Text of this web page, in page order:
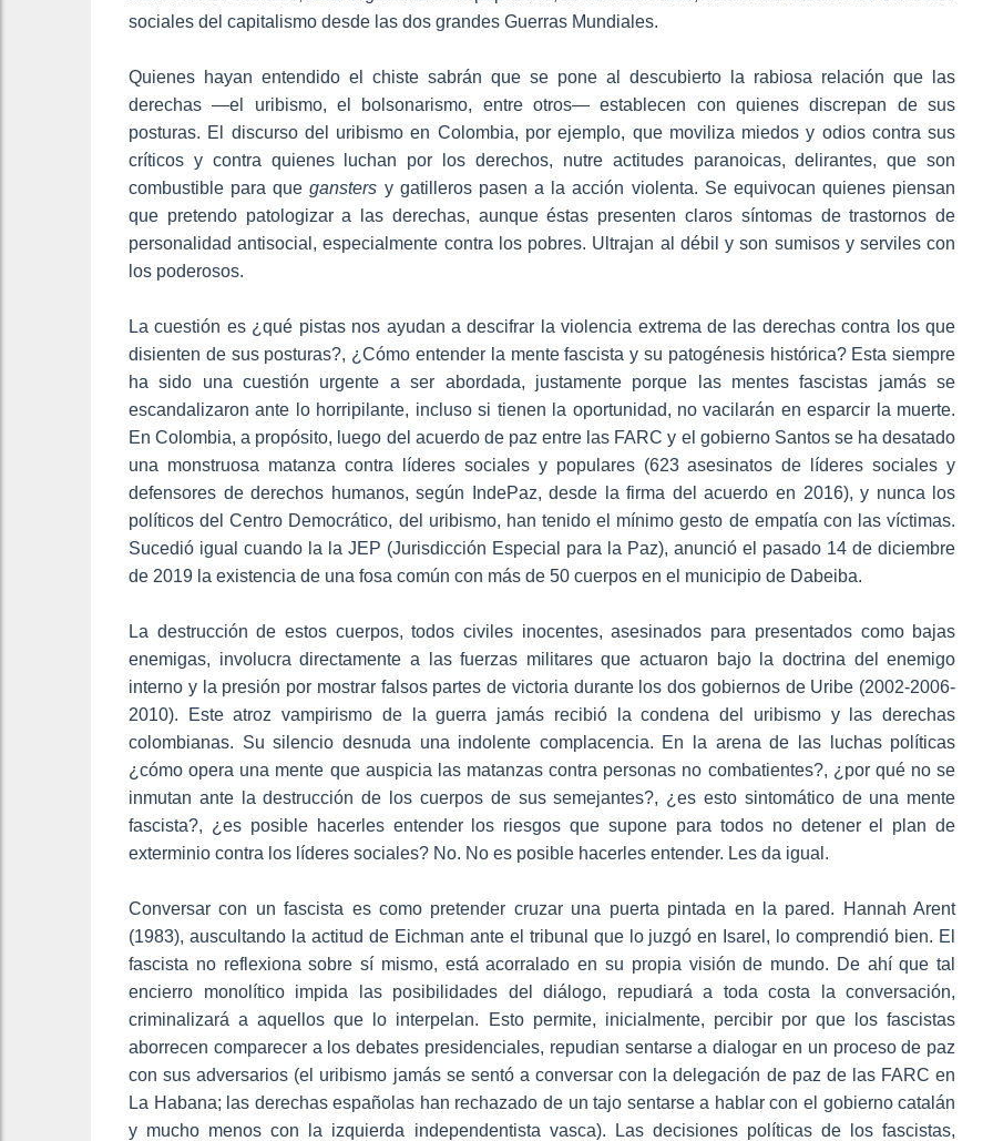
sociales del capitalismo desde las dos grandes Guerras Mundiales.
Quienes hayan entendido el chiste sabrán que se pone al descubierto la rabiosa relación que las
derechas —el uribismo, el bolsonarismo, entre otros— establecen con quienes discrepan de sus
posturas. El discurso del uribismo en Colombia, por ejemplo, que moviliza miedos y odios contra sus
críticos y contra quienes luchan por los derechos, nutre actitudes paranoicas, delirantes, que son
combustible para quegansters y gatilleros pasen a la acción violenta. Se equivocan quienes piensan
que pretendo patologizar a las derechas, aunque éstas presenten claros síntomas de trastornos de
personalidad antisocial, especialmente contra los pobres. Ultrajan al débil y son sumisos y serviles con
los poderosos.
La cuestión es ¿qué pistas nos ayudan a descifrar la violencia extrema de las derechas contra los que
disienten de sus posturas?, ¿Cómo entender la mente fascista y su patogénesis histórica? Esta siempre
ha sido una cuestión urgente a ser abordada, justamente porque las mentes fascistas jamás se
escandalizaron ante lo horripilante, incluso si tienen la oportunidad, no vacilarán en esparcir la muerte.
En Colombia, a propósito, luego del acuerdo de paz entre las FARC y el gobierno Santos se ha desatado
una monstruosa matanza contra líderes sociales y populares (623 asesinatos de líderes sociales y
defensores de derechos humanos, según IndePaz, desde la firma del acuerdo en 2016), y nunca los
políticos del Centro Democrático, del uribismo, han tenido el mínimo gesto de empatía con las víctimas.
Sucedió igual cuando la la JEP (Jurisdicción Especial para la Paz), anunció el pasado 14 de diciembre
de 2019 la existencia de una fosa común con más de 50 cuerpos en el municipio de Dabeiba.
La destrucción de estos cuerpos, todos civiles inocentes, asesinados para presentados como bajas
enemigas, involucra directamente a las fuerzas militares que actuaron bajo la doctrina del enemigo
interno y la presión por mostrar falsos partes de victoria durante los dos gobiernos de Uribe (2002-2006-
2010). Este atroz vampirismo de la guerra jamás recibió la condena del uribismo y las derechas
colombianas. Su silencio desnuda una indolente complacencia. En la arena de las luchas políticas
¿cómo opera una mente que auspicia las matanzas contra personas no combatientes?, ¿por qué no se
inmutan ante la destrucción de los cuerpos de sus semejantes?, ¿es esto sintomático de una mente
fascista?, ¿es posible hacerles entender los riesgos que supone para todos no detener el plan de
exterminio contra los líderes sociales? No. No es posible hacerles entender. Les da igual.
Conversar con un fascista es como pretender cruzar una puerta pintada en la pared. Hannah Arent
(1983), auscultando la actitud de Eichman ante el tribunal que lo juzgó en Isarel, lo comprendió bien. El
fascista no reflexiona sobre sí mismo, está acorralado en su propia visión de mundo. De ahí que tal
encierro monolítico impida las posibilidades del diálogo, repudiará a toda costa la conversación,
criminalizará a aquellos que lo interpelan. Esto permite, inicialmente, percibir por que los fascistas
aborrecen comparecer a los debates presidenciales, repudian sentarse a dialogar en un proceso de paz
con sus adversarios (el uribismo jamás se sentó a conversar con la delegación de paz de las FARC en
La Habana; las derechas españolas han rechazado de un tajo sentarse a hablar con el gobierno catalán
y mucho menos con la izquierda independentista vasca). Las decisiones políticas de los fascistas,